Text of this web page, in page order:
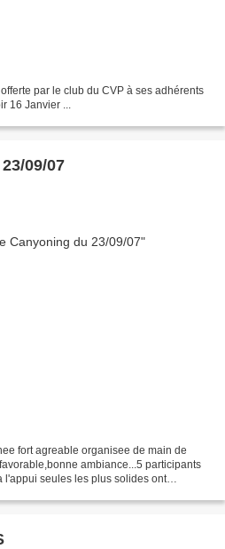
par le club du CVP à ses adhérents
16 Janvier ...
09/07
fort agreable organisee de main de
ambiance...5 participants
l'appui seules les plus solides ont